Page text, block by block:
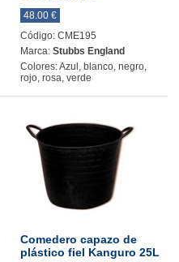
48.00 €
Código: CME195
Marca: Stubbs England
Colores: Azul, blanco, negro,
rojo, rosa, verde
Comedero capazo de
plástico fiel Kanguro 25L